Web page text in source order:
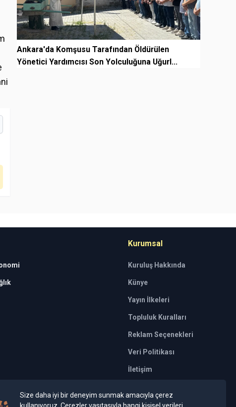
Ankara'da Komşusu Tarafından Öldürülen
Yönetici Yardımcısı Son Yolculuğuna Uğurl...
Kurumsal
Kuruluş Hakkında
Künye
Yayın İlkeleri
Topluluk Kuralları
Reklam Seçenekleri
Veri Politikası
İletişim
yetkili kuruluşlar tarafından kişilerin risk
Bu tavsiyeler mali durumunuz ile risk ve
Size daha iyi bir deneyim sunmak amacıyla çerez